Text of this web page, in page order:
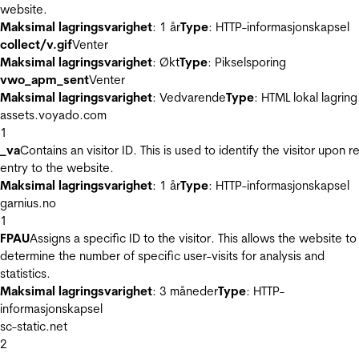
website.
Maksimal lagringsvarighet: 1 årType: HTTP-informasjonskapsel
collect/v.gifVenter
Maksimal lagringsvarighet: ØktType: Pikselsporing
vwo_apm_sentVenter
Maksimal lagringsvarighet: VedvarendeType: HTML lokal lagring
assets.voyado.com
1
_vaContains an visitor ID. This is used to identify the visitor upon
entry to the website.
Maksimal lagringsvarighet: 1 årType: HTTP-informasjonskapsel
garnius.no
1
FPAUAssigns a specific ID to the visitor. This allows the website to
determine the number of specific user-visits for analysis and
statistics.
Maksimal lagringsvarighet: 3 månederType: HTTP-
informasjonskapsel
sc-static.net
2